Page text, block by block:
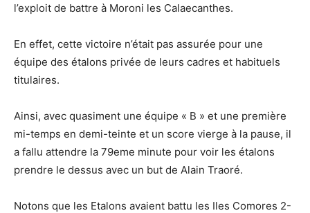
l’exploit de battre à Moroni les Calaecanthes.
En effet, cette victoire n’était pas assurée pour une
équipe des étalons privée de leurs cadres et habituels
titulaires.
Ainsi, avec quasiment une équipe « B » et une première
mi-temps en demi-teinte et un score vierge à la pause, il
a fallu attendre la 79eme minute pour voir les étalons
prendre le dessus avec un but de Alain Traoré.
Notons que les Etalons avaient battu les Iles Comores 2-